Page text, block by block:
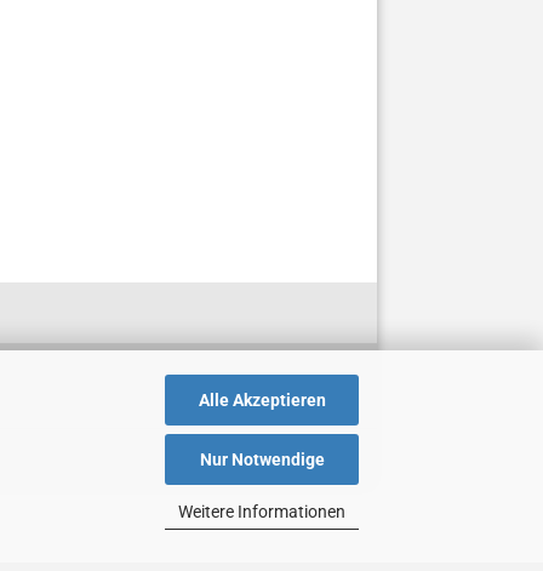
Alle Akzeptieren
Nur Notwendige
Weitere Informationen